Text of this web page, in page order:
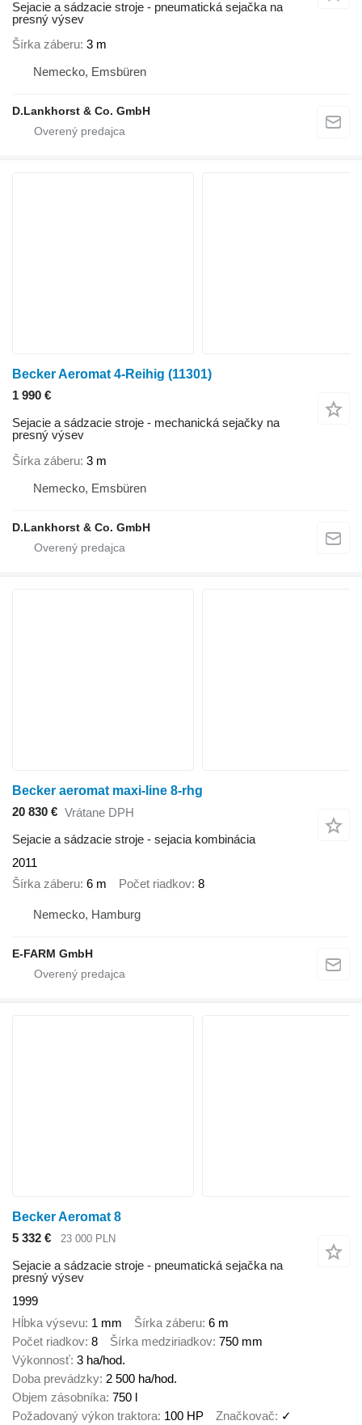
Sejacie a sádzacie stroje - pneumatická sejačka na
presný výsev
Šírka záberu 3 m
Nemecko, Emsbüren
D.Lankhorst & Co. GmbH
Becker Aeromat 4-Reihig (11301)
1 990 €
Sejacie a sádzacie stroje - mechanická sejačky na
presný výsev
Šírka záberu 3 m
Nemecko, Emsbüren
D.Lankhorst & Co. GmbH
Becker aeromat maxi-line 8-rhg
20 830 € Vrátane DPH
Sejacie a sádzacie stroje - sejacia kombinácia
2011
Šírka záberu 6 m Počet riadkov 8
Nemecko, Hamburg
E-FARM GmbH
Becker Aeromat 8
5 332 €
23 000 PLN
Sejacie a sádzacie stroje - pneumatická sejačka na
presný výsev
1999
Hĺbka výsevu 1 mm Šírka záberu 6 m
Počet riadkov 8 Šírka medziriadkov 750 mm
Výkonnosť 3 ha/hod.
Doba prevádzky 2 500 ha/hod.
Objem zásobníka 750 l
Požadovaný výkon traktora 100 HP Značkovač ✓